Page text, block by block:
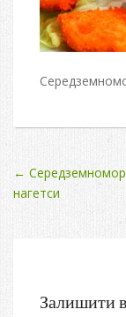
Post
←
нагетси
Залишити